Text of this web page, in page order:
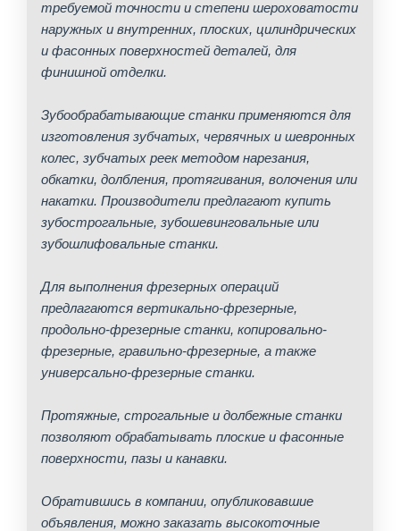
требуемой точности и степени шероховатости
наружных и внутренних, плоских, цилиндрических
и фасонных поверхностей деталей, для
финишной отделки.
Зубообрабатывающие станки применяются для
изготовления зубчатых, червячных и шевронных
колес, зубчатых реек методом нарезания,
обкатки, долбления, протягивания, волочения или
накатки. Производители предлагают купить
зубострогальные, зубошевинговальные или
зубошлифовальные станки.
Для выполнения фрезерных операций
предлагаются вертикально-фрезерные,
продольно-фрезерные станки, копировально-
фрезерные, гравильно-фрезерные, а также
универсально-фрезерные станки.
Протяжные, строгальные и долбежные станки
позволяют обрабатывать плоские и фасонные
поверхности, пазы и канавки.
Обратившись в компании, опубликовавшие
объявления, можно заказать высокоточные